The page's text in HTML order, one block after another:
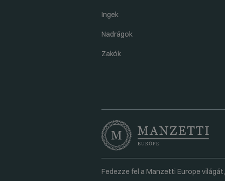
Ingek
Nadrágok
Zakók
Fedezze fel a Manzetti Europe